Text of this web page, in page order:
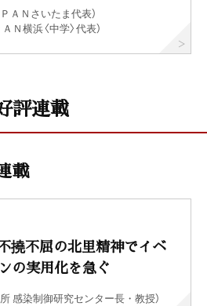
ＡＮさいたま代表）
Ｎ横浜〈中学〉代表）
評連載
載
不撓不屈の北里精神でイベ
の実用化を急ぐ
感染制御研究センター長・教授）